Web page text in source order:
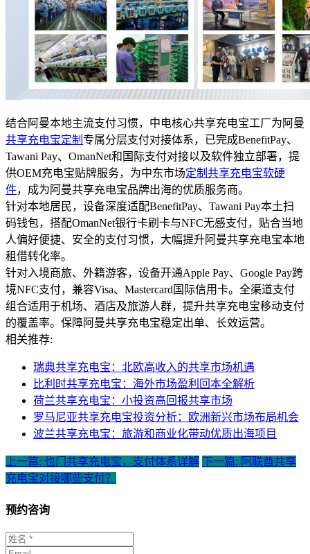
结合阿曼本地主流支付习惯，中电核心共享充电宝工厂为阿曼
共享充电宝定制 专属分层支付对接体系，已完成BenefitPay、
Tawani Pay、OmanNet和国际支付对接以及软件独立部署，提
供OEM充电宝贴牌服务，为中东市场定制共享充电宝软硬
件，成为阿曼共享充电宝品牌出海的优质服务商。
针对本地居民，设备深度适配BenefitPay、Tawani Pay本土扫
码钱包，搭配OmanNet银行卡刷卡与NFC无感支付，贴合当地
人偏好便捷、安全的支付习惯，大幅提升阿曼共享充电宝本地
租借转化率。
针对入境商旅、外籍游客，设备开通Apple Pay、Google Pay跨
境NFC支付，兼容Visa、Mastercard国际信用卡。全渠道支付
组合适用于机场、酒店及旅游人群，提升共享充电宝移动支付
的覆盖率。保障阿曼共享充电宝稳定出单、长效运营。
相关推荐:
瑞典共享充电宝：北欧高收入的共享市场机遇
比利时共享充电宝：海外市场盈利回本全解析
荷兰共享充电宝：小投资高回报共享市场
罗马尼亚共享充电宝投资分析：欧洲新兴市场布局机会
波兰共享充电宝：旅游和商业化带动优质出海项目
上一篇: 也门共享充电宝，支付体系详解 下一篇: 阿联酋共享
充电宝对接哪些支付？
预约咨询